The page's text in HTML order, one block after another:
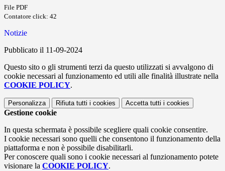
File PDF
Contatore click: 42
Notizie
Pubblicato il 11-09-2024
Questo sito o gli strumenti terzi da questo utilizzati si avvalgono di
cookie necessari al funzionamento ed utili alle finalità illustrate nella
COOKIE POLICY.
Personalizza Rifiuta tutti i cookies Accetta tutti i cookies
Gestione cookie
In questa schermata è possibile scegliere quali cookie consentire.
I cookie necessari sono quelli che consentono il funzionamento della
piattaforma e non è possibile disabilitarli.
Per conoscere quali sono i cookie necessari al funzionamento potete
visionare la COOKIE POLICY.